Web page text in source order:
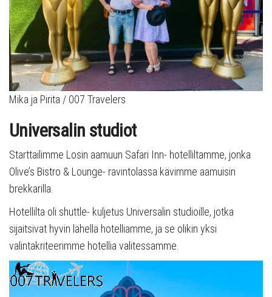
Mika ja Pirita / 007 Travelers
Universalin studiot
Starttailimme Losin aamuun Safari Inn- hotelliltamme, jonka
Olive’s Bistro & Lounge- ravintolassa kävimme aamuisin
brekkarilla.
Hotellilta oli shuttle- kuljetus Universalin studioille, jotka
sijaitsivat hyvin lähellä hotelliamme, ja se olikin yksi
valintakriteerimme hotellia valitessamme.